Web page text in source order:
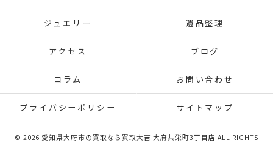
ジュエリー 遺品整理
アクセス ブログ
コラム お問い合わせ
プライバシーポリシー サイトマップ
© 2026 愛知県大府市の買取なら買取大吉 大府共栄町3丁目店 ALL RIGHTS